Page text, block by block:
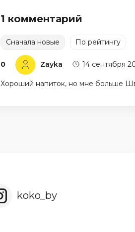
1 комментарий
Сначала новые По рейтингу
0 Zayka 14 сентября
Хороший напиток, но мне больше
koko_by